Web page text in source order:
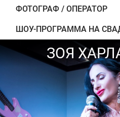
ФОТОГРАФ / ОПЕРАТОР
ШОУ-ПРОГРАММА НА
ЗОЯ